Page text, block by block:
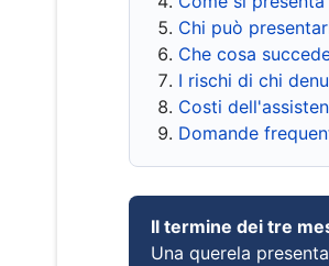
Chi può
Che cosa
I rischi di chi
Costi
Domande
Il termine dei tre
Una querela